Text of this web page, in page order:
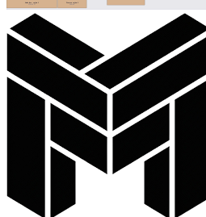
Lado der. cajón 1
354×66 ↻
Trasera cajón 2
204×66